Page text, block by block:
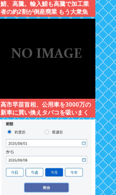
鯖、高騰。輸入鯖も高騰で加工業
者の約2割が倒産廃業 もう大衆魚
から高級魚へ…
高市早苗首相、公用車を3000万の
新車に買い換えタバコを吸いまく
っていた